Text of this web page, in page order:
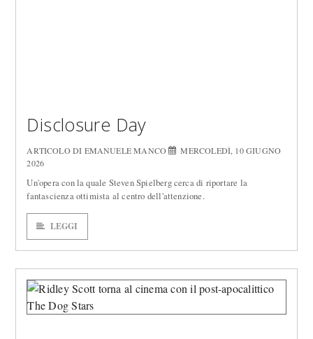
Disclosure Day
ARTICOLO DI EMANUELE MANCO
MERCOLEDÌ, 10 GIUGNO
2026
Un'opera con la quale Steven Spielberg cerca di riportare la
fantascienza ottimista al centro dell'attenzione.
LEGGI